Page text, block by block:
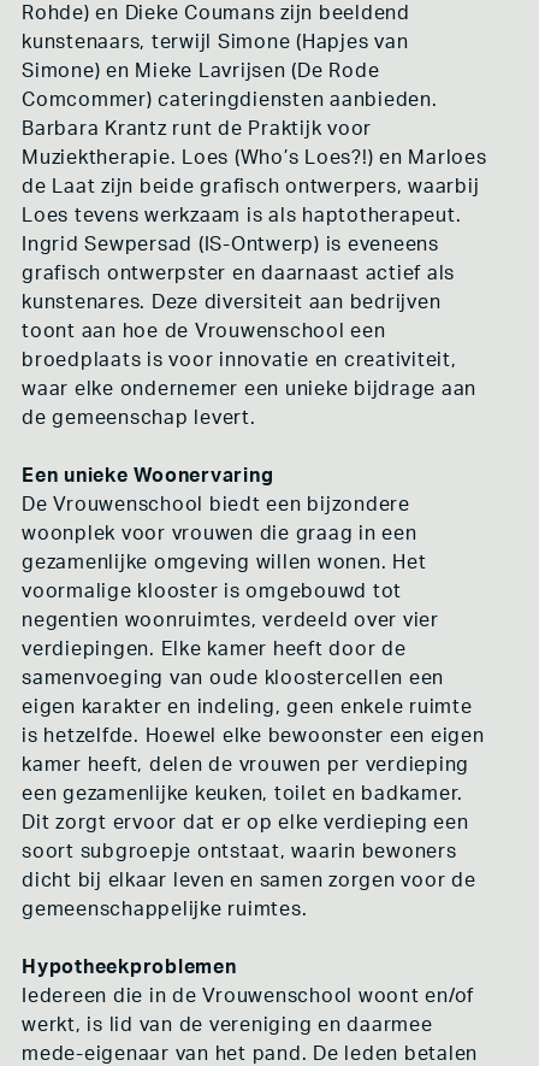
Rohde) en Dieke Coumans zijn beeldend
kunstenaars, terwijl Simone (Hapjes van
Simone) en Mieke Lavrijsen (De Rode
Comcommer) cateringdiensten aanbieden.
Barbara Krantz runt de Praktijk voor
Muziektherapie. Loes (Who’s Loes?!) en Marloes
de Laat zijn beide grafisch ontwerpers, waarbij
Loes tevens werkzaam is als haptotherapeut.
Ingrid Sewpersad (IS-Ontwerp) is eveneens
grafisch ontwerpster en daarnaast actief als
kunstenares. Deze diversiteit aan bedrijven
toont aan hoe de Vrouwenschool een
broedplaats is voor innovatie en creativiteit,
waar elke ondernemer een unieke bijdrage aan
de gemeenschap levert.
Een unieke Woonervaring
De Vrouwenschool biedt een bijzondere
woonplek voor vrouwen die graag in een
gezamenlijke omgeving willen wonen. Het
voormalige klooster is omgebouwd tot
negentien woonruimtes, verdeeld over vier
verdiepingen. Elke kamer heeft door de
samenvoeging van oude kloostercellen een
eigen karakter en indeling, geen enkele ruimte
is hetzelfde. Hoewel elke bewoonster een eigen
kamer heeft, delen de vrouwen per verdieping
een gezamenlijke keuken, toilet en badkamer.
Dit zorgt ervoor dat er op elke verdieping een
soort subgroepje ontstaat, waarin bewoners
dicht bij elkaar leven en samen zorgen voor de
gemeenschappelijke ruimtes.
Hypotheekproblemen
Iedereen die in de Vrouwenschool woont en/of
werkt, is lid van de vereniging en daarmee
mede-eigenaar van het pand. De leden betalen